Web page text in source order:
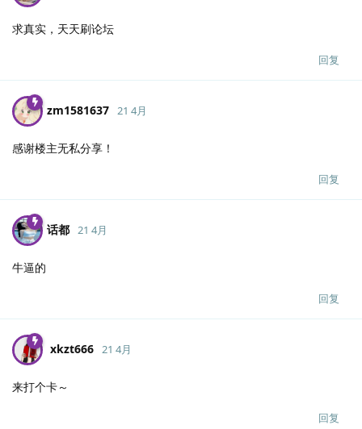
求真实，天天刷论坛
回复
zm1581637 21 4月
感谢楼主无私分享！
回复
话都 21 4月
牛逼的
回复
xkzt666 21 4月
来打个卡～
回复